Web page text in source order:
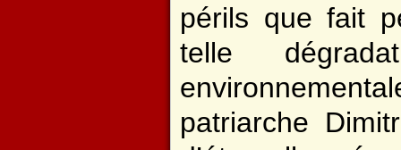
périls que fait
telle
patriarche